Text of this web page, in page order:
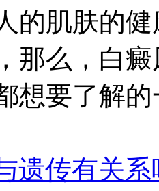
的肌肤的
那么，白
想要了解
遗传有关系